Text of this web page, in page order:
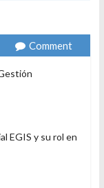
Comment
EGIS y su rol en